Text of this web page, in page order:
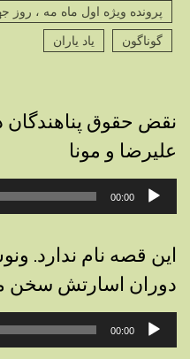
پرونده ویژه اول ماه مه ، روز
گوناگون
یاد یاران
نقض حقوق پناهندگان
علیرضا و مونا
پخش‌کننده
صوت
00:00
این قصه نام ندارد.
دوران اسارتش سخن
پخش‌کننده
صوت
00:00